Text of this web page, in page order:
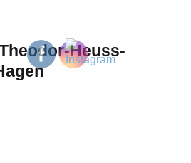
Heuss-